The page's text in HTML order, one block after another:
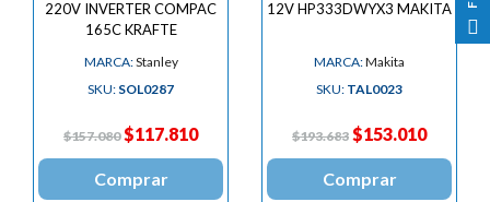
220V INVERTER COMPAC
165C KRAFTE
MARCA:Stanley
SKU: SOL0287
$157.080 $117.810
Comprar
12V HP333DWYX3 MAKITA
MARCA:Makita
SKU: TAL0023
$193.683 $153.010
Comprar